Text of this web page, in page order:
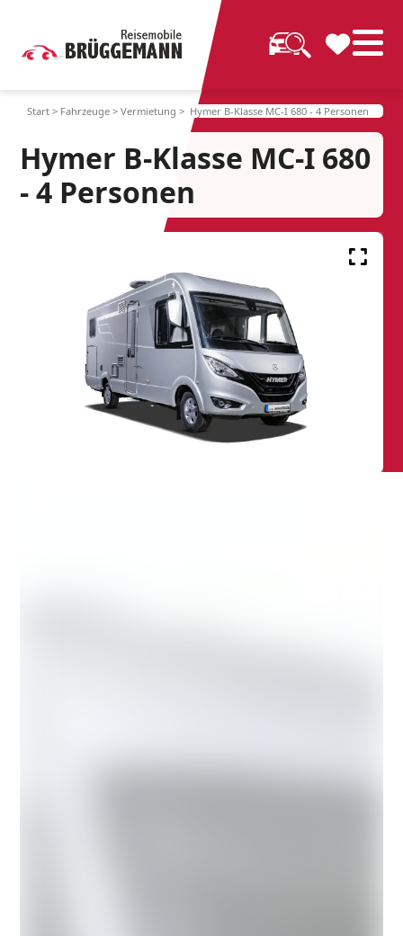
Start > Fahrzeuge >Vermietung > Hymer B-Klasse MC-I 680 - 4 Personen
Hymer B-Klasse MC-I 680
- 4 Personen